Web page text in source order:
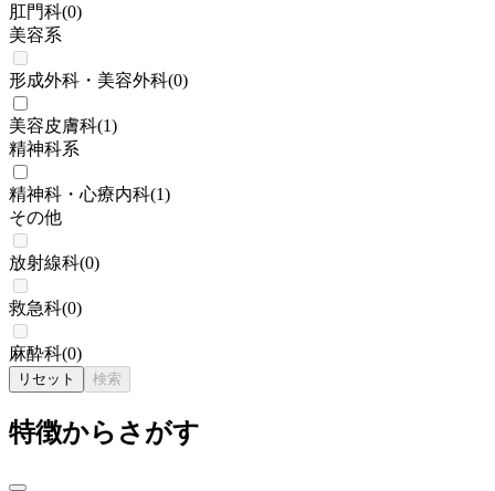
肛門科(0)
美容系
形成外科・美容外科(0)
美容皮膚科(1)
精神科系
精神科・心療内科(1)
その他
放射線科(0)
救急科(0)
麻酔科(0)
リセット 検索
特徴からさがす